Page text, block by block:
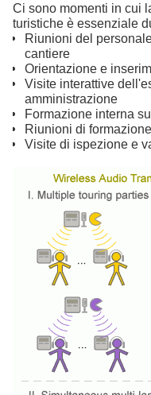
Ci sono momenti in cui
turistiche è essenziale
Riunioni del
cantiere
Orientazione e
Visite interattive
amministrazione
Formazione interna
Riunioni di
Visite di ispezione e